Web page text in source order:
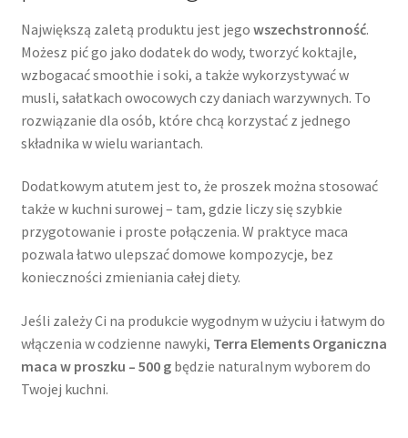
Największą zaletą produktu jest jego wszechstronność.
Możesz pić go jako dodatek do wody, tworzyć koktajle,
wzbogacać smoothie i soki, a także wykorzystywać w
musli, sałatkach owocowych czy daniach warzywnych. To
rozwiązanie dla osób, które chcą korzystać z jednego
składnika w wielu wariantach.
Dodatkowym atutem jest to, że proszek można stosować
także w kuchni surowej – tam, gdzie liczy się szybkie
przygotowanie i proste połączenia. W praktyce maca
pozwala łatwo ulepszać domowe kompozycje, bez
konieczności zmieniania całej diety.
Jeśli zależy Ci na produkcie wygodnym w użyciu i łatwym do
włączenia w codzienne nawyki, Terra Elements Organiczna
maca w proszku – 500 gbędzie naturalnym wyborem do
Twojej kuchni.